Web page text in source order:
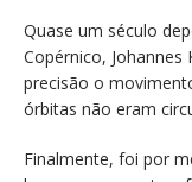
Quase um século
Copérnico, Johannes
precisão o
órbitas não eram
Finalmente, foi por